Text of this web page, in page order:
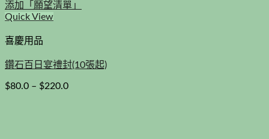
添加「願望清單」
Quick View
喜慶用品
鑽石百日宴禮封(10張起)
$80.0 – $220.0